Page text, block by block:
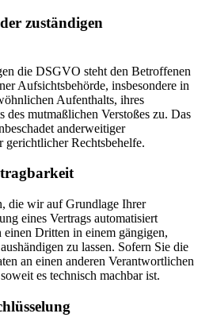
zuständigen
die DSGVO steht den Betroffenen
Aufsichtsbehörde, insbesondere in
Aufenthalts, ihres
des mutmaßlichen Verstoßes zu. Das
anderweitiger
Rechtsbehelfe.
die wir auf Grundlage Ihrer
eines Vertrags automatisiert
einen Dritten in einem gängigen,
zu lassen. Sofern Sie die
an einen anderen Verantwortlichen
es technisch machbar ist.